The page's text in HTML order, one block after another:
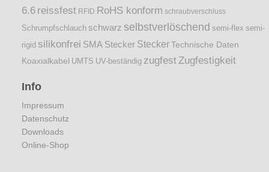
6.6 reissfest RFID RoHS konform schraubverschluss
Schrumpfschlauch schwarz selbstverlöschend semi-flex semi-
rigid silikonfrei SMA Stecker Stecker Technische Daten
Koaxialkabel UMTS UV-beständig zugfest Zugfestigkeit
Info
Impressum
Datenschutz
Downloads
Online-Shop